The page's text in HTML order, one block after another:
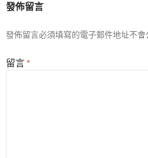
發佈留言
發佈留言必須填寫的電子郵件地址不會
留言 *